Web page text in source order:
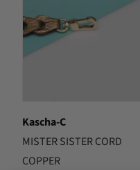
Kascha-C
MISTER SISTER CORD
COPPER